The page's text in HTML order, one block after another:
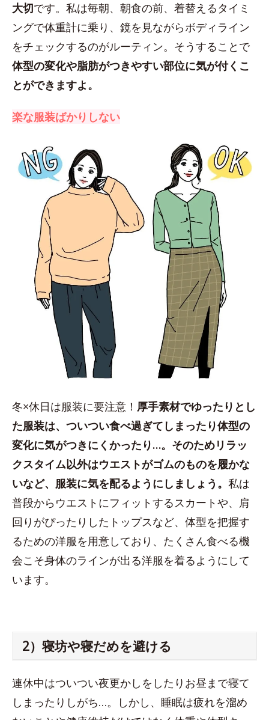
大切です。私は毎朝、朝食の前、着替えるタイミ
ングで体重計に乗り、鏡を見ながらボディライン
をチェックするのがルーティン。そうすることで
体型の変化や脂肪がつきやすい部位に気が付くこ
とができますよ。
楽な服装ばかりしない
冬×休日は服装に要注意！ 厚手素材でゆったりとし
た服装は、ついつい食べ過ぎてしまったり体型の
変化に気がつきにくかったり…。そのためリラッ
クスタイム以外はウエストがゴムのものを履かな
いなど、服装に気を配るようにしましょう。 私は
普段からウエストにフィットするスカートや、肩
回りがぴったりしたトップスなど、体型を把握す
るための洋服を用意しており、たくさん食べる機
会こそ身体のラインが出る洋服を着るようにして
います。
2）寝坊や寝だめを避ける
連休中はついつい夜更かしをしたりお昼まで寝て
しまったりしがち…。しかし、睡眠は疲れを溜め